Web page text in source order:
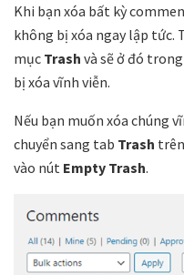
Khi bạn xóa bất kỳ
không bị xóa ngay lập tức.
mục Trash và sẽ ở đó
bị xóa vĩnh viễn.
Nếu bạn muốn xóa chúng
chuyển sang tab Trash
vào nút Empty Trash.